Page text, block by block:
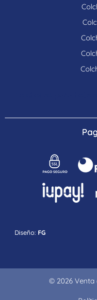
Diseño: FG
© 2026 Venta